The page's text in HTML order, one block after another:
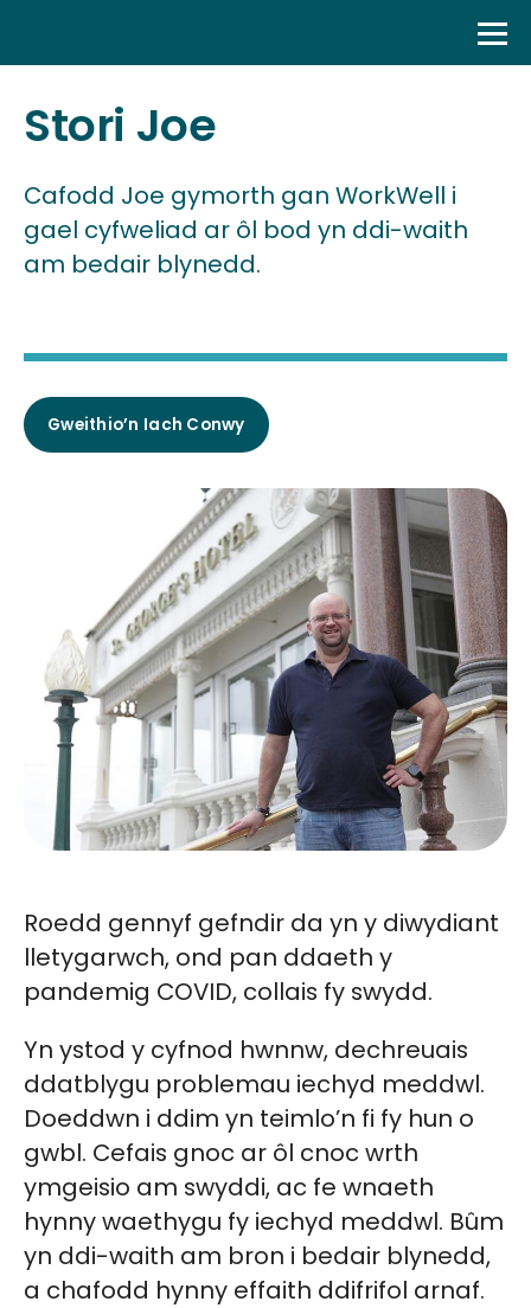
Stori Joe
Cafodd Joe gymorth gan WorkWell i
gael cyfweliad ar ôl bod yn ddi-waith
am bedair blynedd.
Gweithio’n Iach Conwy
Roedd gennyf gefndir da yn y diwydiant
lletygarwch, ond pan ddaeth y
pandemig COVID, collais fy swydd.
Yn ystod y cyfnod hwnnw, dechreuais
ddatblygu problemau iechyd meddwl.
Doeddwn i ddim yn teimlo’n fi fy hun o
gwbl. Cefais gnoc ar ôl cnoc wrth
ymgeisio am swyddi, ac fe wnaeth
hynny waethygu fy iechyd meddwl. Bûm
yn ddi-waith am bron i bedair blynedd,
a chafodd hynny effaith ddifrifol arnaf.